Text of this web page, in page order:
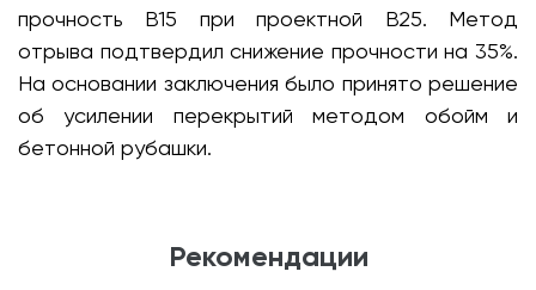
прочность B15 при проектной B25. Метод
отрыва подтвердил снижение прочности на 35%.
На основании заключения было принято решение
об усилении перекрытий методом обойм и
бетонной рубашки.
Рекомендации